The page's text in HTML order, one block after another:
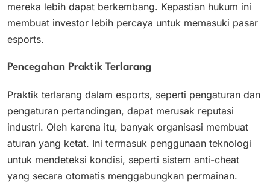
mereka lebih dapat berkembang. Kepastian hukum ini
membuat investor lebih percaya untuk memasuki pasar
esports.
Pencegahan Praktik Terlarang
Praktik terlarang dalam esports, seperti pengaturan dan
pengaturan pertandingan, dapat merusak reputasi
industri. Oleh karena itu, banyak organisasi membuat
aturan yang ketat. Ini termasuk penggunaan teknologi
untuk mendeteksi kondisi, seperti sistem anti-cheat
yang secara otomatis menggabungkan permainan.